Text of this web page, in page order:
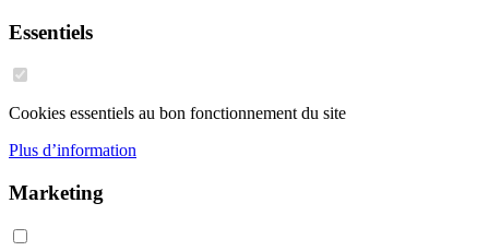
Essentiels
Cookies essentiels au bon fonctionnement du site
Plus d’information
Marketing